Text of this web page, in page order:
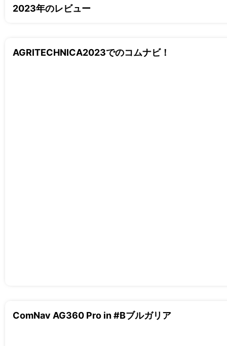
2023年のレビュー
AGRITECHNICA2023でのコムナビ！
ComNav AG360 Pro in #Bブルガリア